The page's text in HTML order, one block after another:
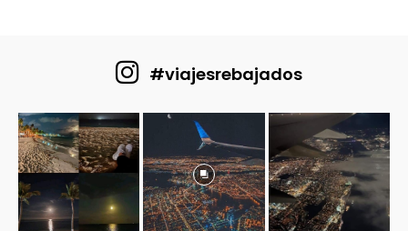
#viajesrebajados